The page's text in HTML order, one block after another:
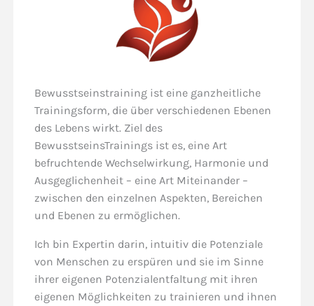
Bewusstseinstraining ist eine ganzheitliche
Trainingsform, die über verschiedenen Ebenen
des Lebens wirkt. Ziel des
BewusstseinsTrainings ist es, eine Art
befruchtende Wechselwirkung, Harmonie und
Ausgeglichenheit – eine Art Miteinander –
zwischen den einzelnen Aspekten, Bereichen
und Ebenen zu ermöglichen.
Ich bin Expertin darin, intuitiv die Potenziale
von Menschen zu erspüren und sie im Sinne
ihrer eigenen Potenzialentfaltung mit ihren
eigenen Möglichkeiten zu trainieren und ihnen